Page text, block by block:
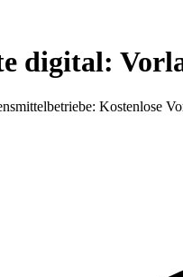
digital:
Kostenlose